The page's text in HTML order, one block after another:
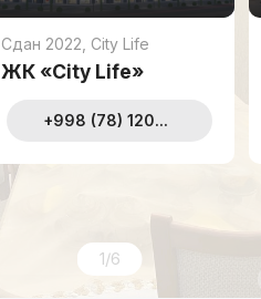
Сдан 2022 City Life
ЖК «City Life»
+998 (78) 120...
1/6